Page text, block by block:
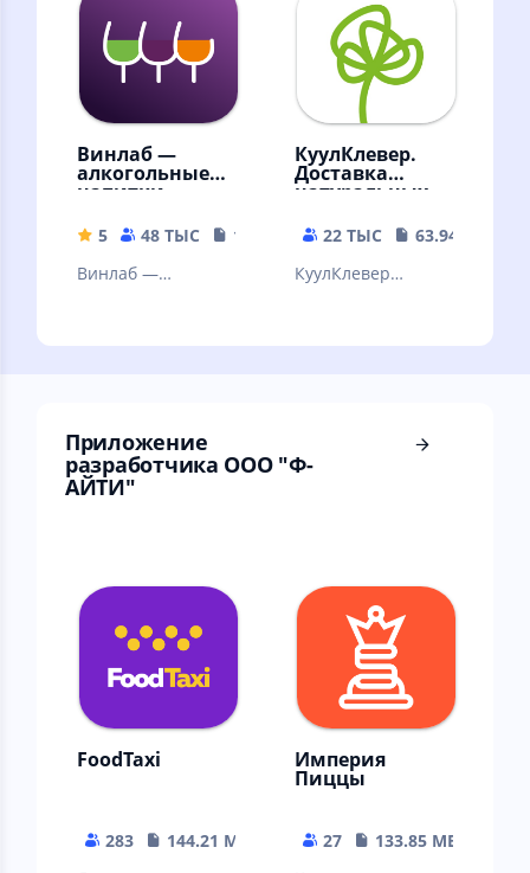
продуктов — заказ
еды на дом
Винлаб —
алкогольные
напитки
5 48 ТЫС
161.17 MB
Винлаб —
КуулКлевер.
Доставка
натуральных
22 ТЫС
63.94 MB
КуулКлевер
Приложение
разработчика ООО "Ф-
АЙТИ"
FoodTaxi
283
144.21 MB
Империя
Пиццы
27
133.85 MB